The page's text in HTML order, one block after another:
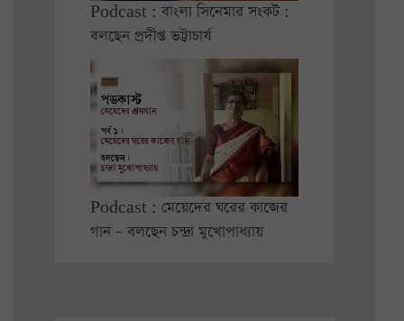
Podcast : বাংলা সিনেমার সংকট :
বলছেন প্রদীপ্ত ভট্টাচার্য
Podcast : মেয়েদের ঘরের কাজের
গান – বলছেন চন্দ্রা মুখোপাধ্যায়